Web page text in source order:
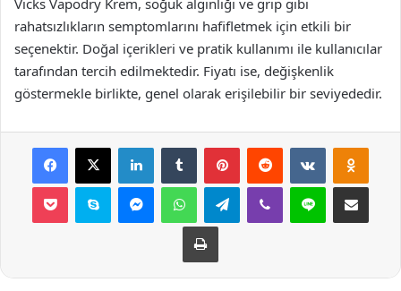
rahatsızlıkların semptomlarını hafifletmek için etkili bir
seçenektir. Doğal içerikleri ve pratik kullanımı ile kullanıcılar
tarafından tercih edilmektedir. Fiyatı ise, değişkenlik
göstermekle birlikte, genel olarak erişilebilir bir seviyededir.
Facebook
X LinkedInTumblr PinterestReddit VKontakte
Pocket Skype MessengerWhatsAppTelegramViber Line E-Posta ile
Yazdır